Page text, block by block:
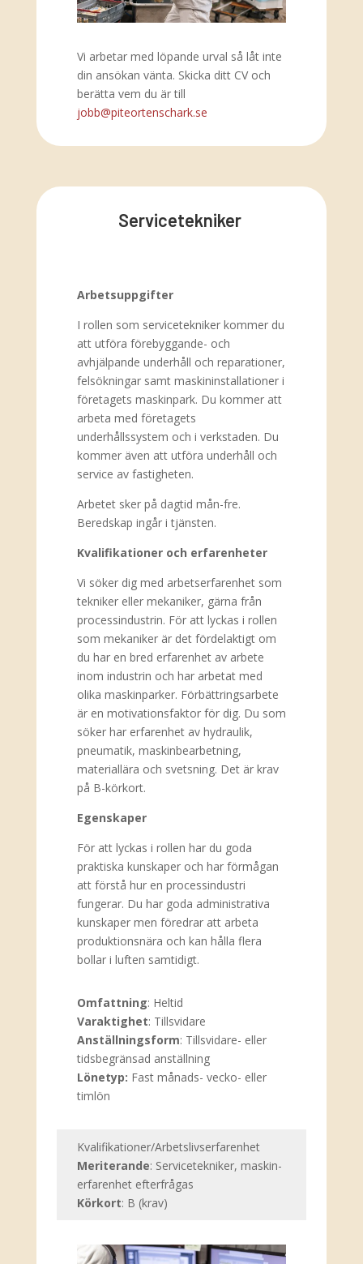
Vi arbetar med löpande urval så låt inte
din ansökan vänta. Skicka ditt CV och
berätta vem du är till
jobb@piteortenschark.se
Servicetekniker
Arbetsuppgifter
I rollen som servicetekniker kommer du
att utföra förebyggande- och
avhjälpande underhåll och reparationer,
felsökningar samt maskininstallationer i
företagets maskinpark. Du kommer att
arbeta med företagets
underhållssystem och i verkstaden. Du
kommer även att utföra underhåll och
service av fastigheten.
Arbetet sker på dagtid mån-fre.
Beredskap ingår i tjänsten.
Kvalifikationer och erfarenheter
Vi söker dig med arbetserfarenhet som
tekniker eller mekaniker, gärna från
processindustrin. För att lyckas i rollen
som mekaniker är det fördelaktigt om
du har en bred erfarenhet av arbete
inom industrin och har arbetat med
olika maskinparker. Förbättringsarbete
är en motivationsfaktor för dig. Du som
söker har erfarenhet av hydraulik,
pneumatik, maskinbearbetning,
materiallära och svetsning. Det är krav
på B-körkort.
Egenskaper
För att lyckas i rollen har du goda
praktiska kunskaper och har förmågan
att förstå hur en processindustri
fungerar. Du har goda administrativa
kunskaper men föredrar att arbeta
produktionsnära och kan hålla flera
bollar i luften samtidigt.
Omfattning: Heltid
Varaktighet: Tillsvidare
Anställningsform: Tillsvidare- eller
tidsbegränsad anställning
Lönetyp: Fast månads- vecko- eller
timlön
Kvalifikationer/Arbetslivserfarenhet
Meriterande: Servicetekniker, maskin-
erfarenhet efterfrågas
Körkort: B (krav)